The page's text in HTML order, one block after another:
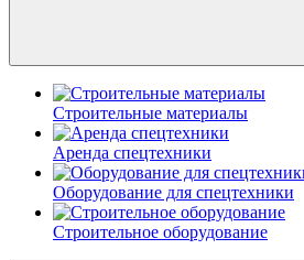
Строительные материалы
Аренда спецтехники
Оборудование для спецтехники
Строительное оборудование